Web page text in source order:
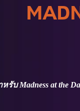
รับ Madness at the